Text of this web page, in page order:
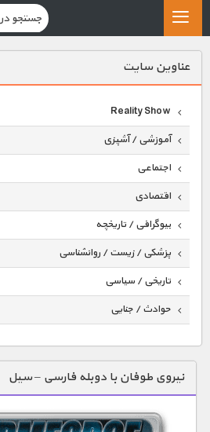
عناوين سايت
Reality Show
آموزشی / آشپزی
اجتماعی
اقتصادی
بیوگرافی / تاریخچه
پزشکی / زیست / روانشناسی
تاریخی / سیاسی
حوادث / جنایی
دنیای خوراکی ها
زمین شناسی / محیط زیست
سازه/ معماری/ مهندسی
نیروی طوفان با دوبله فارسی – سیل